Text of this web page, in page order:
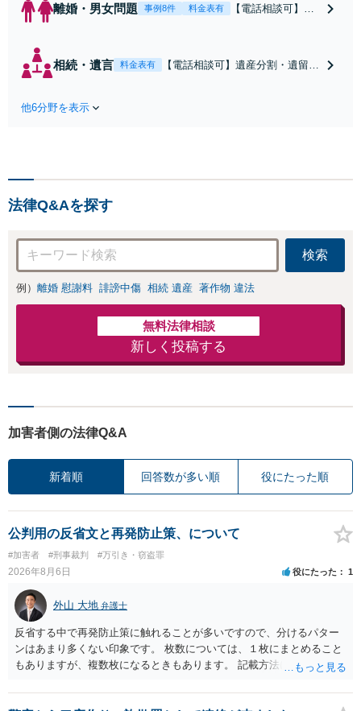
離婚・男女問題 事例8件 料金表有
【電話相談可】不
離婚に関するご相
相続・遺言 料金表有
【電話相談可】遺産分割・遺留
ぞお電話ください。
他6分野を表示
法律Q&Aを探す
検索
例） 離婚 慰謝料 誹謗中傷 相続 遺産 著作物 違法
無料法律相談
新しく投稿する
加害者側の法律Q&A
新着順 回答数が多い順 役にたった順
公判用の反省文と再発防止策、について
#加害者 #刑事裁判 #万引き・窃盗罪
2026年8月6日 役にたった 1
外山 大地 弁護士
反省する中で再発防止策に触れることが多いですので、分けるパター
ンはあまり多くない印象です。 枚数については、１枚にまとめること
もありますが、複数枚になるときもあります。 記載方法については、
います。 したがいまして、いずれも良いかと考えます。